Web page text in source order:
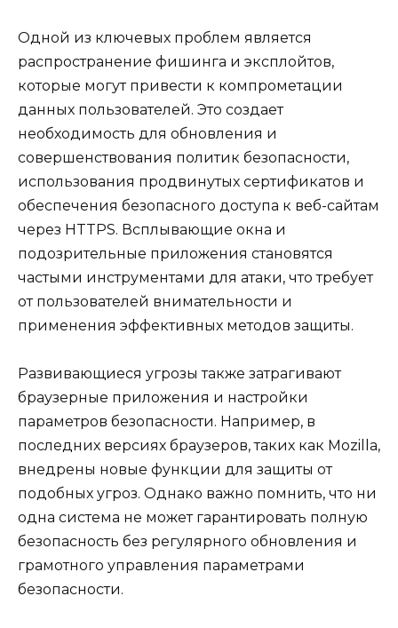
Одной из ключевых проблем является
распространение фишинга и эксплойтов,
которые могут привести к компрометации
данных пользователей. Это создает
необходимость для обновления и
совершенствования политик безопасности,
использования продвинутых сертификатов и
обеспечения безопасного доступа к веб-сайтам
через HTTPS. Всплывающие окна и
подозрительные приложения становятся
частыми инструментами для атаки, что требует
от пользователей внимательности и
применения эффективных методов защиты.
Развивающиеся угрозы также затрагивают
браузерные приложения и настройки
параметров безопасности. Например, в
последних версиях браузеров, таких как Mozilla,
внедрены новые функции для защиты от
подобных угроз. Однако важно помнить, что ни
одна система не может гарантировать полную
безопасность без регулярного обновления и
грамотного управления параметрами
безопасности.